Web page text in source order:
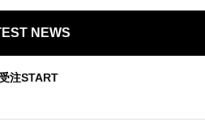
NEWS
注START